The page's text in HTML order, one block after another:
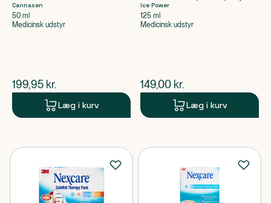
Cannasen
50 ml
Medicinsk udstyr
$nuværende pris
199,95 kr.
Læg i kurv
Ice Power
125 ml
Medicinsk udstyr
$nuværende pris
149,00 kr.
Læg i kurv